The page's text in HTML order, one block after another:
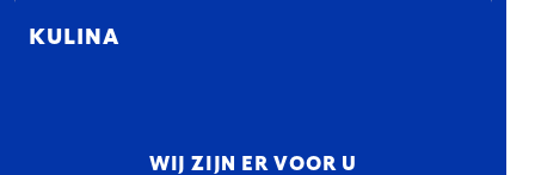
KULINA
WIJ ZIJN ER VOOR U